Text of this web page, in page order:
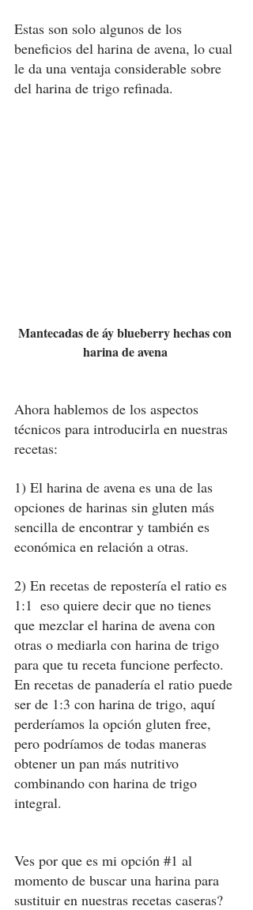
Estas son solo algunos de los
beneficios del harina de avena, lo cual
le da una ventaja considerable sobre
del harina de trigo refinada.
Mantecadas de áy blueberry hechas con
harina de avena
Ahora hablemos de los aspectos
técnicos para introducirla en nuestras
recetas:
1) El harina de avena es una de las
opciones de harinas sin gluten más
sencilla de encontrar y también es
económica en relación a otras.
2) En recetas de repostería el ratio es
1:1  eso quiere decir que no tienes
que mezclar el harina de avena con
otras o mediarla con harina de trigo
para que tu receta funcione perfecto.
En recetas de panadería el ratio puede
ser de 1:3 con harina de trigo, aquí
perderíamos la opción gluten free,
pero podríamos de todas maneras
obtener un pan más nutritivo
combinando con harina de trigo
integral.
Ves por que es mi opción #1 al
momento de buscar una harina para
sustituir en nuestras recetas caseras?